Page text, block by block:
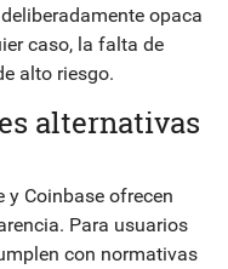
opaca
caso, la falta de
alto riesgo.
alternativas
y Coinbase ofrecen
Para usuarios
con normativas